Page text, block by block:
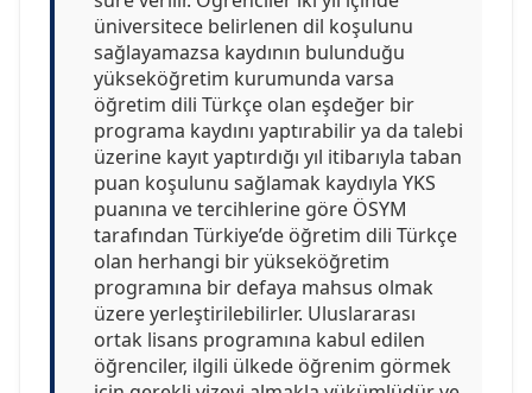
üniversitece belirlenen dil koşulunu
sağlayamazsa kaydının bulunduğu
yükseköğretim kurumunda varsa
öğretim dili Türkçe olan eşdeğer bir
programa kaydını yaptırabilir ya da talebi
üzerine kayıt yaptırdığı yıl itibarıyla taban
puan koşulunu sağlamak kaydıyla YKS
puanına ve tercihlerine göre ÖSYM
tarafından Türkiye’de öğretim dili Türkçe
olan herhangi bir yükseköğretim
programına bir defaya mahsus olmak
üzere yerleştirilebilirler. Uluslararası
ortak lisans programına kabul edilen
öğrenciler, ilgili ülkede öğrenim görmek